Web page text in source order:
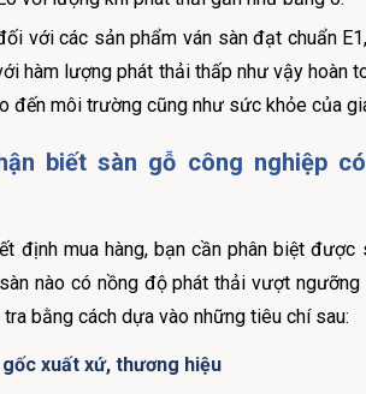
với các sản phẩm ván sàn đạt chuẩn
hàm lượng phát thải thấp như vậy hoàn
đến môi trường cũng như sức khỏe của
biết sàn gỗ công nghiệp
định mua hàng, bạn cần phân biệt được
nào có nồng độ phát thải vượt ngưỡng
bằng cách dựa vào những tiêu chí sau:
xuất xứ, thương hiệu